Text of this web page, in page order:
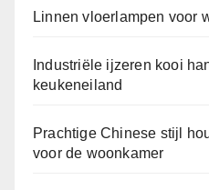
Linnen vloerlampen voor
Industriële ijzeren kooi
keukeneiland
Prachtige Chinese stijl
voor de woonkamer